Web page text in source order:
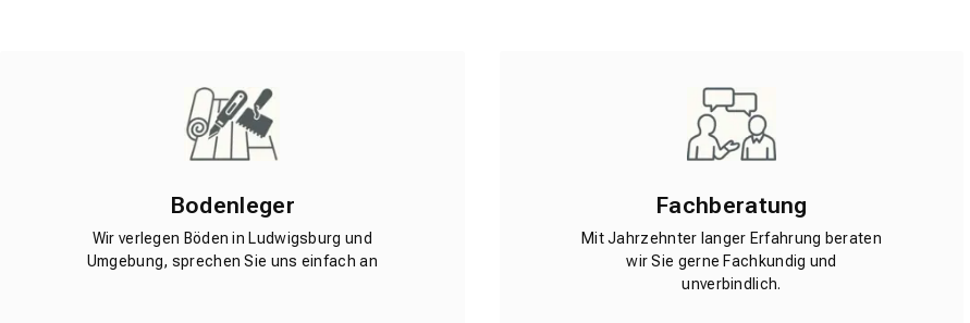
Bodenleger
Wir verlegen Böden in Ludwigsburg und
Umgebung, sprechen Sie uns einfach an
Fachberatung
Mit Jahrzehnter langer Erfahrung beraten
wir Sie gerne Fachkundig und
unverbindlich.